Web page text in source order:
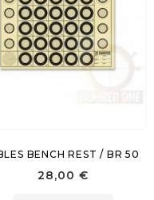
10 M
BENCH REST / BR 50
28,00 €